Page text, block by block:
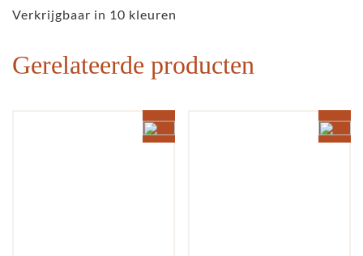
Verkrijgbaar in 10 kleuren
Gerelateerde producten